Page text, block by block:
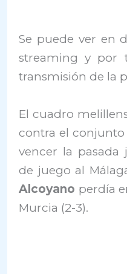
Se puede ver en
streaming y por
transmisión de la
El cuadro
contra el
vencer la pasada
de juego al
Alcoyano perdía
Murcia (2-3).